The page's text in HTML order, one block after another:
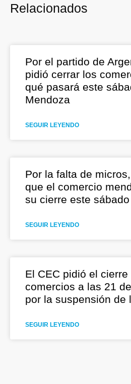
Relacionados
Por el partido de
pidió cerrar los
qué pasará este
Mendoza
SEGUIR LEYENDO
Por la falta de
que el comercio
su cierre este sábado
SEGUIR LEYENDO
El CEC pidió el cierre
comercios a las 21
por la suspensión de
SEGUIR LEYENDO